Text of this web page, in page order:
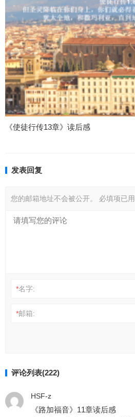
《使徒行传13章》读后感
发表回复
您的邮箱地址不会被公开。 必填项已用
*名字:
*邮箱:
评论列表(222)
HSF-z
《路加福音》11章读后感